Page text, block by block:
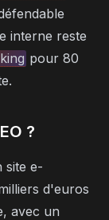
interne reste
pour 80
?
site e-
d'euros
avec un